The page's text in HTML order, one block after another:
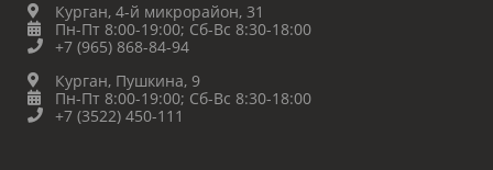
Курган, 4-й микрорайон, 31
Пн-Пт 8:00-19:00; Сб-Вс 8:30-18:00
+7 (965) 868-84-94
Курган, Пушкина, 9
Пн-Пт 8:00-19:00; Сб-Вс 8:30-18:00
+7 (3522) 450-111